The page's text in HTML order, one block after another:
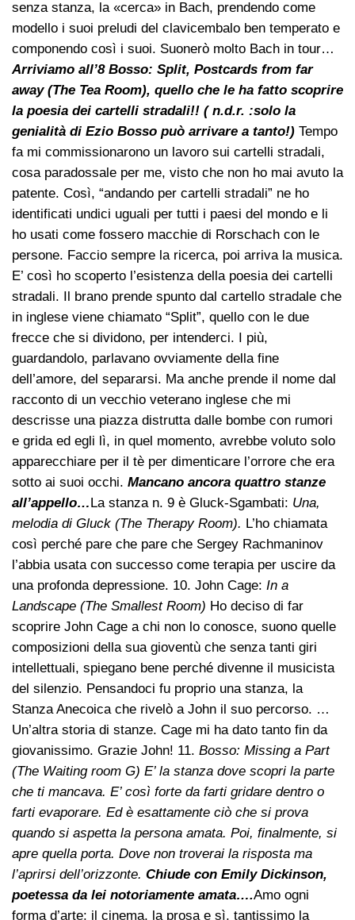
senza stanza, la «cerca» in Bach, prendendo come
modello i suoi preludi del clavicembalo ben temperato e
componendo così i suoi. Suonerò molto Bach in tour…
Arriviamo all’8 Bosso: Split, Postcards from far
away (The Tea Room), quello che le ha fatto scoprire
la poesia dei cartelli stradali!! ( n.d.r. :solo la
genialità di Ezio Bosso può arrivare a tanto!) Tempo
fa mi commissionarono un lavoro sui cartelli stradali,
cosa paradossale per me, visto che non ho mai avuto la
patente. Così, “andando per cartelli stradali” ne ho
identificati undici uguali per tutti i paesi del mondo e li
ho usati come fossero macchie di Rorschach con le
persone. Faccio sempre la ricerca, poi arriva la musica.
E’ così ho scoperto l’esistenza della poesia dei cartelli
stradali. Il brano prende spunto dal cartello stradale che
in inglese viene chiamato “Split”, quello con le due
frecce che si dividono, per intenderci. I più,
guardandolo, parlavano ovviamente della fine
dell’amore, del separarsi. Ma anche prende il nome dal
racconto di un vecchio veterano inglese che mi
descrisse una piazza distrutta dalle bombe con rumori
e grida ed egli lì, in quel momento, avrebbe voluto solo
apparecchiare per il tè per dimenticare l’orrore che era
sotto ai suoi occhi. Mancano ancora quattro stanze
all’appello…La stanza n. 9 è Gluck-Sgambati: Una,
melodia di Gluck (The Therapy Room). L’ho chiamata
così perché pare che pare che Sergey Rachmaninov
l’abbia usata con successo come terapia per uscire da
una profonda depressione. 10. John Cage: In a
Landscape (The Smallest Room) Ho deciso di far
scoprire John Cage a chi non lo conosce, suono quelle
composizioni della sua gioventù che senza tanti giri
intellettuali, spiegano bene perché divenne il musicista
del silenzio. Pensandoci fu proprio una stanza, la
Stanza Anecoica che rivelò a John il suo percorso. …
Un’altra storia di stanze. Cage mi ha dato tanto fin da
giovanissimo. Grazie John! 11. Bosso: Missing a Part
(The Waiting room G) E’ la stanza dove scopri la parte
che ti mancava. E’ così forte da farti gridare dentro o
farti evaporare. Ed è esattamente ciò che si prova
quando si aspetta la persona amata. Poi, finalmente, si
apre quella porta. Dove non troverai la risposta ma
l’aprirsi dell’orizzonte. Chiude con Emily Dickinson,
poetessa da lei notoriamente amata….Amo ogni
forma d’arte: il cinema, la prosa e sì, tantissimo la